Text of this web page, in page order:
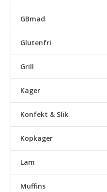
GBmad
Glutenfri
Grill
Kager
Konfekt & Slik
Kopkager
Lam
Muffins